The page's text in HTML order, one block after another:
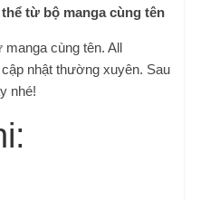
từ bộ manga cùng tên
cùng tên. All
nhật thường xuyên. Sau
nhé!